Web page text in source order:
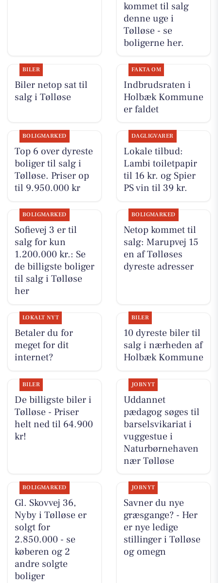
kommet til salg
denne uge i
Tølløse - se
boligerne her.
BILER
Biler netop sat til
salg i Tølløse
FAKTA OM
Indbrudsraten i
Holbæk Kommune
er faldet
BOLIGMARKED
Top 6 over dyreste
boliger til salg i
Tølløse. Priser op
til 9.950.000 kr
DAGLIGVARER
Lokale tilbud:
Lambi toiletpapir
til 16 kr. og Spier
PS vin til 39 kr.
BOLIGMARKED
Sofievej 3 er til
salg for kun
1.200.000 kr.: Se
de billigste boliger
til salg i Tølløse
her
BOLIGMARKED
Netop kommet til
salg: Marupvej 15
en af Tølløses
dyreste adresser
LOKALT NYT
Betaler du for
meget for dit
internet?
BILER
10 dyreste biler til
salg i nærheden af
Holbæk Kommune
BILER
De billigste biler i
Tølløse - Priser
helt ned til 64.900
kr!
JOBNYT
Uddannet
pædagog søges til
barselsvikariat i
vuggestue i
Naturbørnehaven
nær Tølløse
BOLIGMARKED
Gl. Skovvej 36,
Nyby i Tølløse er
solgt for
2.850.000 - se
køberen og 2
andre solgte
boliger
JOBNYT
Savner du nye
græsgange? - Her
er nye ledige
stillinger i Tølløse
og omegn